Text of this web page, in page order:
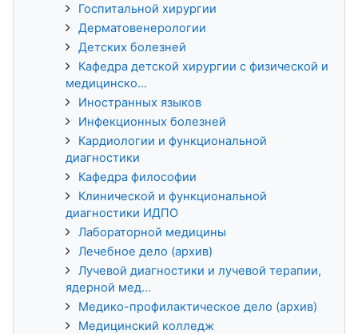
Госпитальной хирургии
Дерматовенерологии
Детских болезней
Кафедра детской хирургии с физической и
медицинско...
Иностранных языков
Инфекционных болезней
Кардиологии и функциональной
диагностики
Кафедра философии
Клинической и функциональной
диагностики ИДПО
Лабораторной медицины
Лечебное дело (архив)
Лучевой диагностики и лучевой терапии,
ядерной мед...
Медико-профилактическое дело (архив)
Медицинский колледж